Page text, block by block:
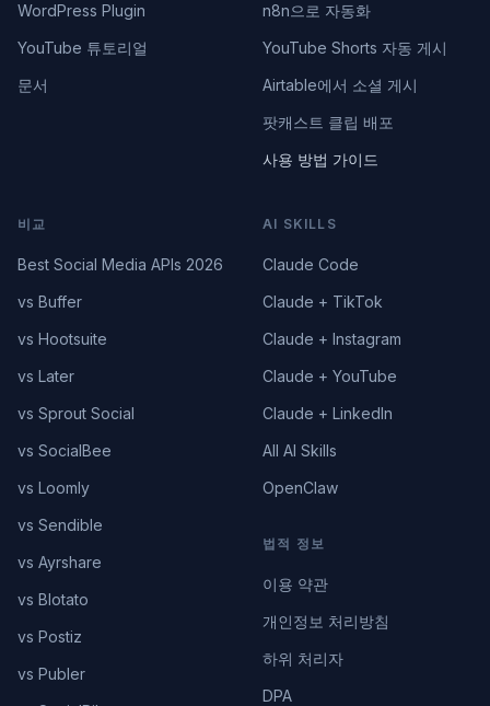
WordPress Plugin
YouTube 튜토리얼
문서
n8n으로 자동화
YouTube Shorts 자동 게시
Airtable에서 소셜 게시
팟캐스트 클립 배포
사용 방법 가이드
비교
Best Social Media APIs 2026
vs Buffer
vs Hootsuite
vs Later
vs Sprout Social
vs SocialBee
vs Loomly
vs Sendible
vs Ayrshare
vs Blotato
vs Postiz
vs Publer
AI SKILLS
Claude Code
Claude + TikTok
Claude + Instagram
Claude + YouTube
Claude + LinkedIn
All AI Skills
OpenClaw
법적 정보
이용 약관
개인정보 처리방침
하위 처리자
DPA